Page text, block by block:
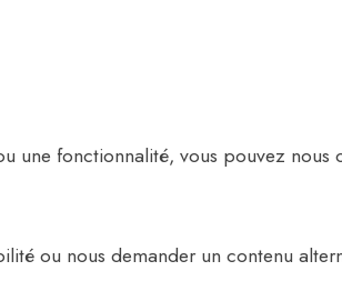
une fonctionnalité, vous pouvez
ou nous demander un contenu